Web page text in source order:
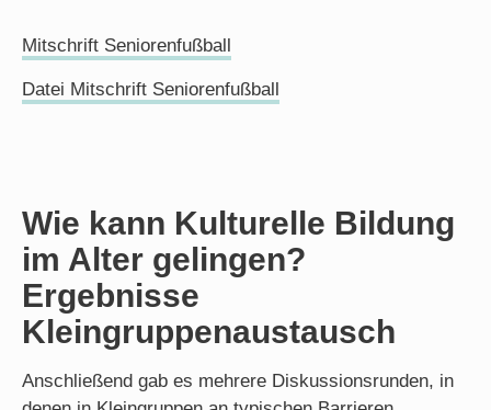
Mitschrift Seniorenfußball
Datei Mitschrift Seniorenfußball
Wie kann Kulturelle Bildung
im Alter gelingen?
Ergebnisse
Kleingruppenaustausch
Anschließend gab es mehrere Diskussionsrunden, in